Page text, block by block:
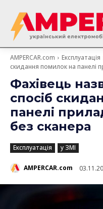
AMPERCAR.com Експлуатація
скидання помилок на панелі
Фахівець
спосіб
панелі
без сканера
Експлуатація у ЗМІ
AMPERCAR.com